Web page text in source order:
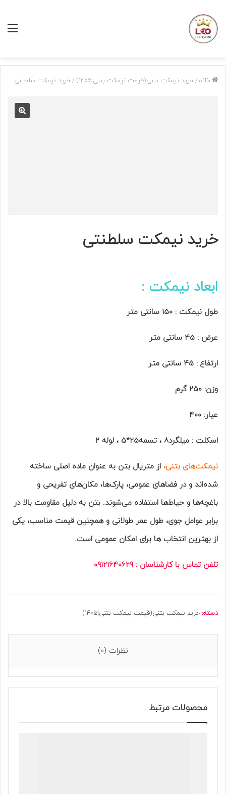
خانه/خرید نیمکت بتنی(قیمت نیمکت بتنی|1405) /خرید نیمکت سلطنتی
خرید نیمکت سلطنتی
ابعاد نیمکت :
طول نیمکت : 150 سانتی متر
عرض : 45 سانتی متر
ارتفاع : 45 سانتی متر
وزن: 250 گرم
عیار: 400
اسکلت : میلگرد8 ، تسمه25*5 ، لوله 2
نیمکت‌های بتنی، از متریال بتن به عنوان ماده اصلی ساخته
شده‌اند و در فضاهای عمومی، پارک‌ها، مکان‌های تفریحی و
باغچه‌ها و حیاط‌ها استفاده می‌شوند. بتن به دلیل مقاومت بالا در
برابر عوامل جوی، طول عمر طولانی و همچنین قیمت مناسب، یکی
از بهترین انتخاب ها برای امکان عمومی است.
تلفن تماس با کارشناسان : 09121640629
دسته: خرید نیمکت بتنی(قیمت نیمکت بتنی|1405)
نظرات (0)
محصولات مرتبط